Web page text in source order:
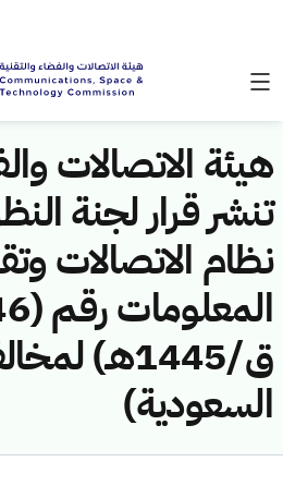
هيئة الاتصالات
تنشر قرار لجنة
نظام الاتصالات
ق/1445هـ)
السعودية)